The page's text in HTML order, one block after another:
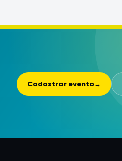
Cadastrar evento→